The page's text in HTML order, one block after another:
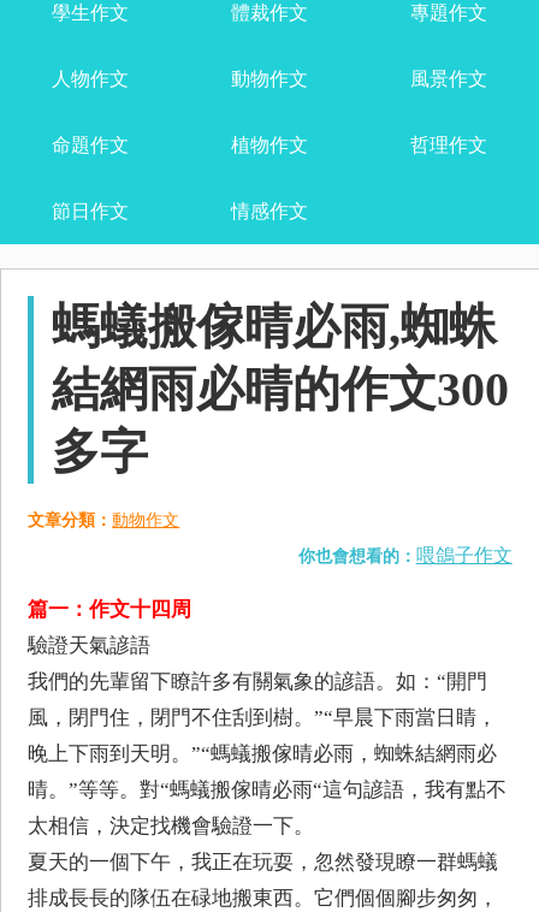
學生作文 體裁作文 專題作文
人物作文 動物作文 風景作文
命題作文 植物作文 哲理作文
節日作文 情感作文
螞蟻搬傢晴必雨,蜘蛛
結網雨必晴的作文300
多字
文章分類：動物作文
你也會想看的： 喂鴿子作文
篇一：作文十四周
驗證天氣諺語
我們的先輩留下瞭許多有關氣象的諺語。如：“開門
風，閉門住，閉門不住刮到樹。”“早晨下雨當日睛，
晚上下雨到天明。”“螞蟻搬傢晴必雨，蜘蛛結網雨必
晴。”等等。對“螞蟻搬傢晴必雨“這句諺語，我有點不
太相信，決定找機會驗證一下。
夏天的一個下午，我正在玩耍，忽然發現瞭一群螞蟻
排成長長的隊伍在碌地搬東西。它們個個腳步匆匆，